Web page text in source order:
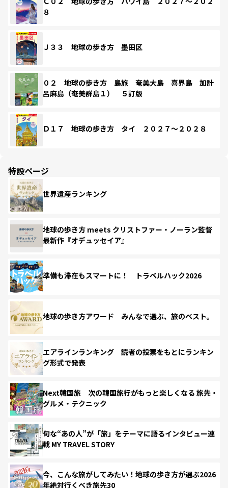
８
Ｊ３３ 地球の歩き方 墨田区
０２ 地球の歩き方 島旅 奄美大島 喜界島 加計
呂麻島（奄美群島１） ５訂版
Ｄ１７ 地球の歩き方 タイ ２０２７～２０２８
特設ページ
世界遺産ランキング
地球の歩き方 meets クリストファー・ノーラン監督
最新作『オデュッセイア』
準備も滞在もスマートに！ トラベルハック2026
地球の歩き方アワード みんなで選ぶ、旅のベスト。
エアラインランキング 読者の投票をもとにランキン
グ形式で発表
Next韓国旅 次の韓国旅行がもっと楽しくなる 旅先・
グルメ・テクニック
旬な“あの人”が「旅」をテーマに語るインタビュー連
載 MY TRAVEL STORY
今、こんな旅がしてみたい！地球の歩き方が選ぶ2026
年絶対行くべき旅先30